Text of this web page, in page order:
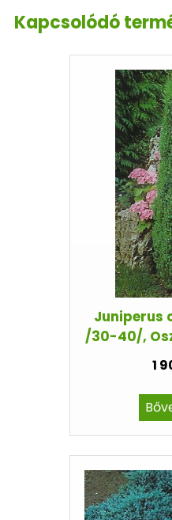
Kapcsolódó
Juniperus
/30-40/,
1